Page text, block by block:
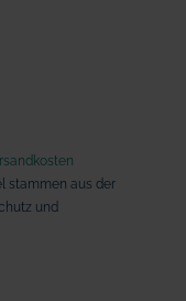
stammen aus der
und